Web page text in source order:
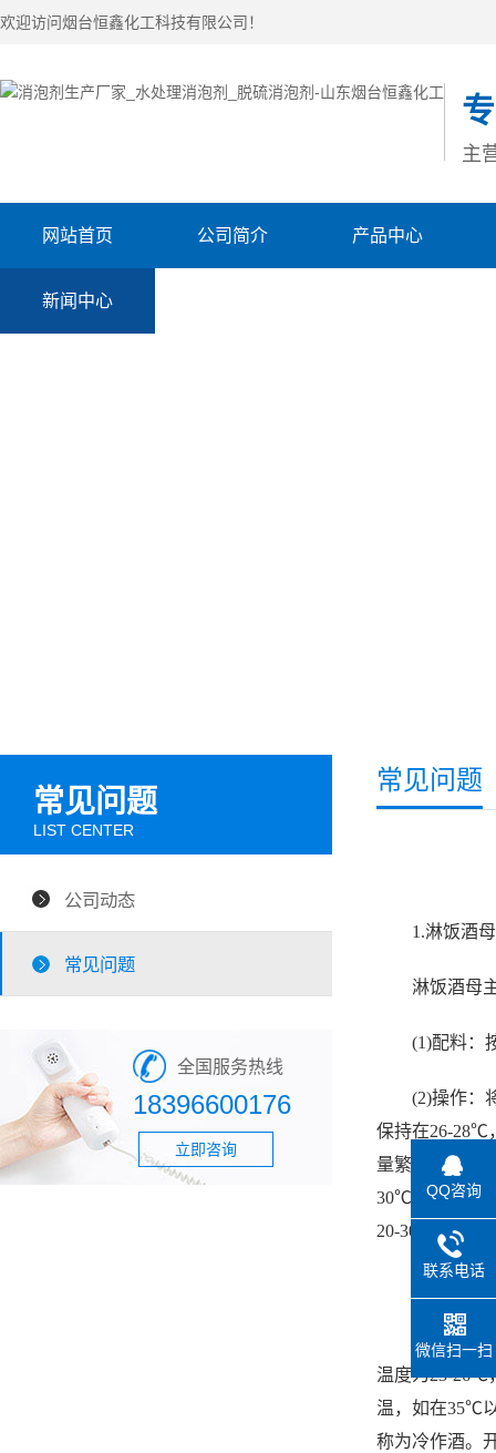
欢迎访问烟台恒鑫化工科技有限公司！
主
网站首页 公司简介 产品中心
新闻中心
常见问题
LIST CENTER
公司动态
常见问题
全国服务热线
18396600176
立即咨询
常见问题
1.淋饭酒母
淋饭酒母
(1)配料：
(2)操作：
保持在26-28℃
量繁殖，酒精
30℃。自落缸
20-30天，醪
米饭，麦
温度为23-26℃
温，如在35℃
称为冷作酒。
QQ咨询
联系电话
微信扫一扫